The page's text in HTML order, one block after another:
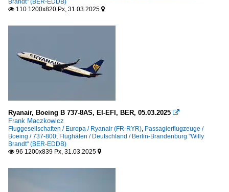
 110 1200x820 Px, 31.03.2025 
Ryanair, Boeing B 737-8AS, EI-EFI, BER, 05.03.2025 
Frank Maczkowicz
Fluggesellschaften / Europa / Ryanair (FR-RYR) Passagierflugzeuge /
Boeing / 737-800 Flughäfen / Deutschland / Berlin-Brandenburg "Willy
Brandt" (BER-EDDB)
 96 1200x839 Px, 31.03.2025 